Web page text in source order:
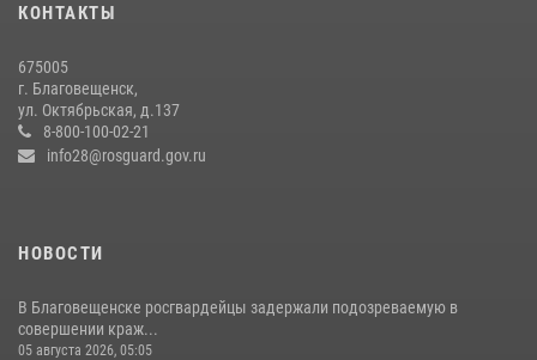
КОНТАКТЫ
675005
г. Благовещенск,
ул. Октябрьская, д.137
8-800-100-02-21
info28@rosguard.gov.ru
НОВОСТИ
В Благовещенске росгвардейцы задержали подозреваемую в
совершении краж...
05 августа 2026, 05:05